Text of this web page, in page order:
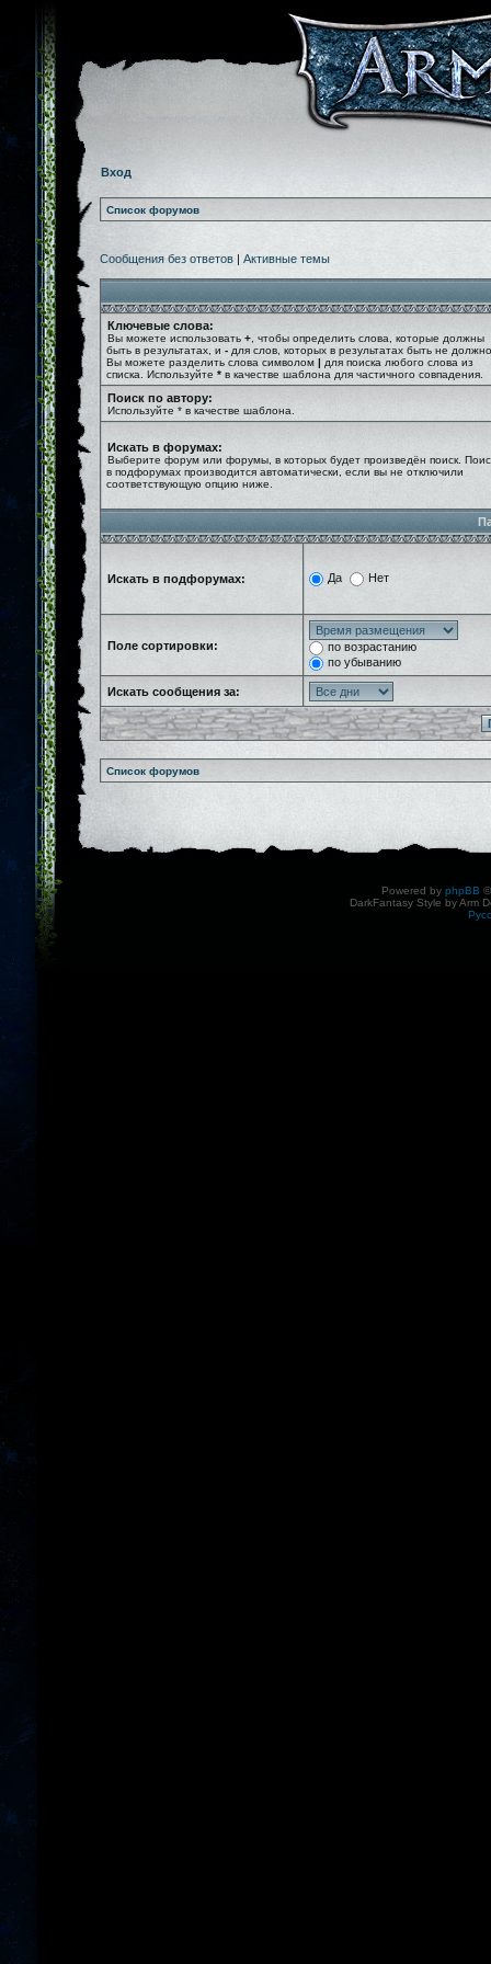
Вход
Список форумов
Сообщения без ответов | Активные темы
Ключевые слова:
Вы можете использовать + , чтобы определить слова, которые должны
быть в результатах, и - для слов, которых в результатах быть не
Вы можете разделить слова символом | для поиска любого слова из
списка. Используйте * в качестве шаблона для частичного совпадения.
Поиск по автору:
Используйте * в качестве шаблона.
Искать в форумах:
Выберите форум или форумы, в которых будет произведён поиск.
в подфорумах производится автоматически, если вы не отключили
соответствующую опцию ниже.
Искать в подфорумах: Да Нет
Поле сортировки:
по возрастанию
по убыванию
Искать сообщения за:
Список форумов
Powered by phpBB
DarkFantasy Style by Arm